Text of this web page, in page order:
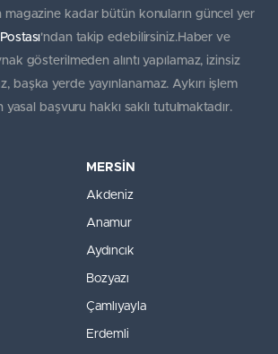
kadar bütün konuların güncel yer
'ndan takip edebilirsiniz.Haber ve
gösterilmeden alıntı yapılamaz, izinsiz
başka yerde yayınlanamaz. Aykırı işlem
başvuru hakkı saklı tutulmaktadır.
MERSİN
Akdeniz
Anamur
Aydıncık
Bozyazı
Çamlıyayla
Erdemli